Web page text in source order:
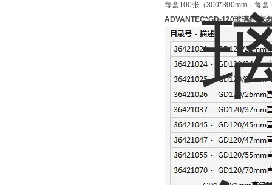
每盒100张（300*300mm：每盒
ADVANTEC*GD-120玻璃纤维滤